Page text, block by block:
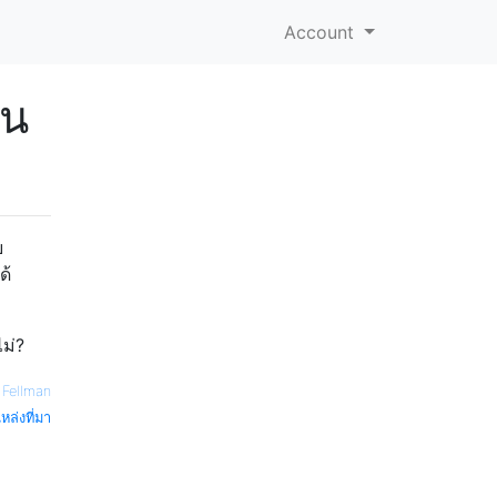
Account
?
ล่งที่มา